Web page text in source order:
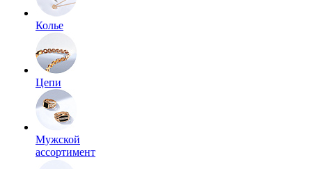
Колье
Цепи
Мужской
ассортимент